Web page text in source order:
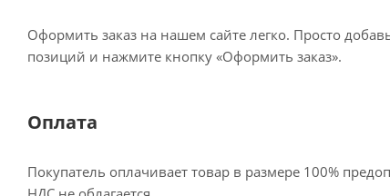
Оформить заказ на нашем сайте легко. Просто
позиций и нажмите кнопку «Оформить заказ».
Оплата
Покупатель оплачивает товар в размере 100%